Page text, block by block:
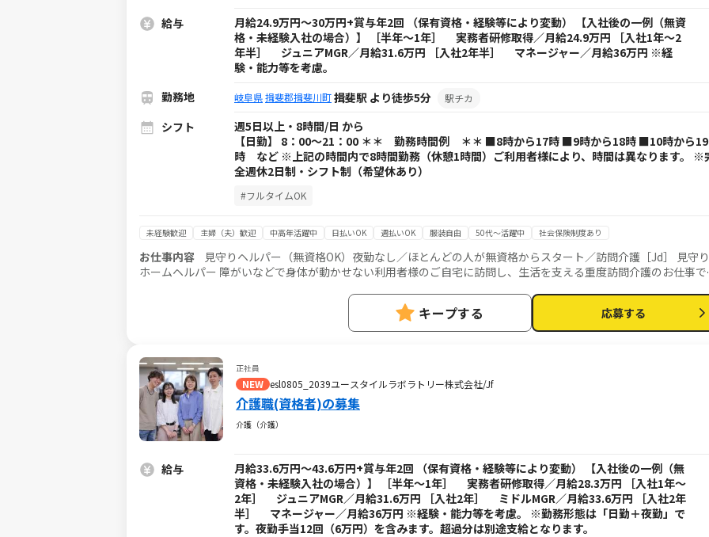
給与
月給24.9万円～30万円+賞与年2回 （保有資格・経験等により変動） 【入社後の一例（無資
格・未経験入社の場合）】 ［半年～1年］ 実務者研修取得／月給24.9万円 ［入社1年～2
年半］ ジュニアMGR／月給31.6万円 ［入社2年半］ マネージャー／月給36万円 ※経
験・能力等を考慮。
勤務地
岐阜県揖斐郡揖斐川町揖斐駅 より徒歩5分 駅チカ
シフト
週5日以上・8時間/日 から
【日勤】 8：00～21：00 ＊＊ 勤務時間例 ＊＊ ■8時から17時 ■9時から18時 ■10時から19
時 など ※上記の時間内で8時間勤務（休憩1時間）ご利用者様により、時間は異なります。 ※
全週休2日制・シフト制（希望休あり）
#フルタイムOK
未経験歓迎 主婦（夫）歓迎 中高年活躍中 日払いOK 週払いOK 服装自由 50代～活躍中 社会保険制度あり
お仕事内容 見守りヘルパー（無資格OK）夜勤なし／ほとんどの人が無資格からスタート／訪問介護［Jd］ 見守り
ホームヘルパー 障がいなどで身体が動かせない利用者様のご自宅に訪問し、生活を支える重度訪問介護のお仕事で
（洗濯、掃除、料理など） ■身体介護： 起床・就寝・入浴・食事の介助など ■医療的ケア： たんの吸引、経管栄
（胃ろう・腸ろう） など ※詳細は面談時にお伝えします ◎最初は先輩スタッフが必ず同行し、業務の流れや注
キープする 応募する
正社員
NEW esl0805_2039ユースタイルラボラトリー株式会社/Jf
介護職(資格者)の募集
介護（介護）
給与
月給33.6万円～43.6万円+賞与年2回 （保有資格・経験等により変動） 【入社後の一例（無
資格・未経験入社の場合）】 ［半年～1年］ 実務者研修取得／月給28.3万円 ［入社1年～
2年］ ジュニアMGR／月給31.6万円 ［入社2年］ ミドルMGR／月給33.6万円 ［入社2年
半］ マネージャー／月給36万円 ※経験・能力等を考慮。 ※勤務形態は「日勤＋夜勤」で
す。夜勤手当12回（6万円）を含みます。超過分は別途支給となります。